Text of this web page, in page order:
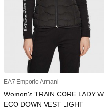
EA7 Emporio Armani
Women's TRAIN CORE LADY W
ECO DOWN VEST LIGHT